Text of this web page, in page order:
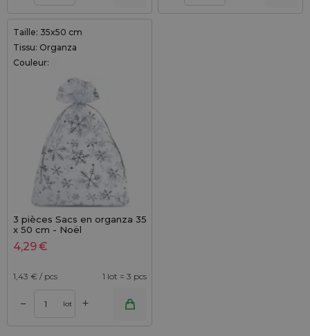
Taille: 35x50 cm
Tissu: Organza
Couleur:
3 pièces Sacs en organza 35
x 50 cm - Noël
4,29€
1,43 € / pcs 1 lot = 3 pcs
– lot +